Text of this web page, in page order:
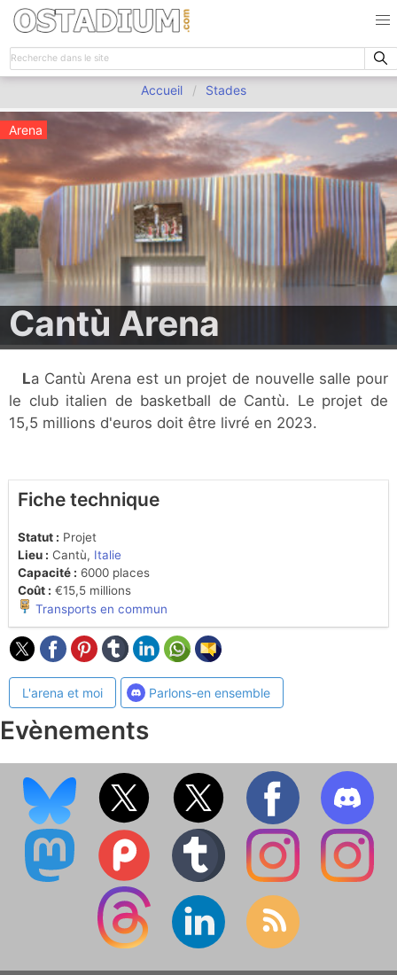
Accueil Stades
Arena
Cantù Arena
La Cantù Arena est un projet de nouvelle salle pour
le club italien de basketball de Cantù. Le projet de
15,5 millions d'euros doit être livré en 2023.
Fiche technique
Statut : Projet
Lieu : Cantù, Italie
Capacité : 6000 places
Coût : €15,5 millions
Transports en commun
L'arena et moi Parlons-en ensemble
Evènements